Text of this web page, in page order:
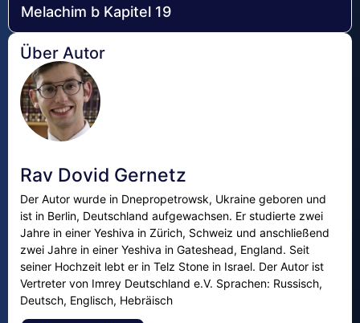
Melachim b Kapitel 19
Über Autor
Rav Dovid Gernetz
Der Autor wurde in Dnepropetrowsk, Ukraine geboren und
ist in Berlin, Deutschland aufgewachsen. Er studierte zwei
Jahre in einer Yeshiva in Zürich, Schweiz und anschließend
zwei Jahre in einer Yeshiva in Gateshead, England. Seit
seiner Hochzeit lebt er in Telz Stone in Israel. Der Autor ist
Vertreter von Imrey Deutschland e.V. Sprachen: Russisch,
Deutsch, Englisch, Hebräisch